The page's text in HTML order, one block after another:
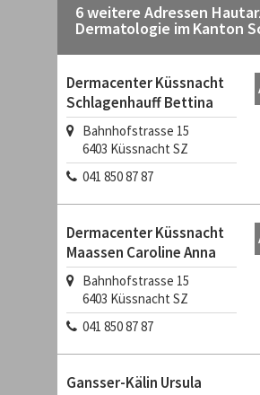
6 weitere Adressen
Dermatologie im Kanton
Dermacenter Küssnacht
Schlagenhauff Bettina
Bahnhofstrasse 15
6403 Küssnacht SZ
041 850 87 87
Dermacenter Küssnacht
Maassen Caroline Anna
Bahnhofstrasse 15
6403 Küssnacht SZ
041 850 87 87
Gansser-Kälin Ursula